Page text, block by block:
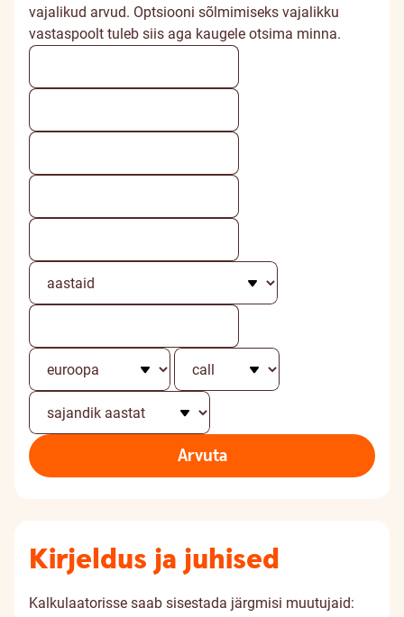
vajalikud arvud. Optsiooni sõlmimiseks vajalikku
vastaspoolt tuleb siis aga kaugele otsima minna.
Arvuta
Kirjeldus ja juhised
Kalkulaatorisse saab sisestada järgmisi muutujaid: